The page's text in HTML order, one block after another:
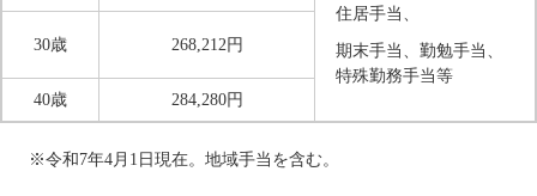
住居手当、
期末手当、勤勉手当、
特殊勤務手当等
30歳 268,212円
40歳 284,280円
※令和7年4月1日現在。地域手当を含む。